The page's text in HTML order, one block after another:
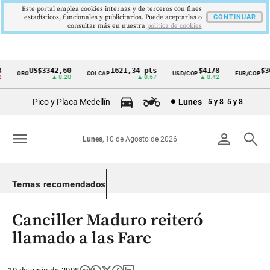
Cintillo
Colombia
OROUS$3342,60
▲ 8.20
COLCAP1621,34 pts
▲ 0.67
USD/COP$4178
▲ 0.42
EUR/COP
Pico y Placa Medellín Lunes 5 y 8 5 y 8
person search
Lunes, 10 de Agosto de 2026
menu
Temas recomendados
Canciller Maduro reiteró
llamado a las Farc
Este portal emplea cookies internas y de terceros con fines
estadísticos, funcionales y publicitarios. Puede aceptarlas o
consultar más en nuestra politica de cookies
CONTINUAR